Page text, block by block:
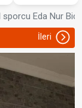
sporcu Eda Nur
İleri